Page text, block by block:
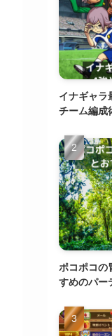
イナギャラ
チーム編成
ポコポコの
すめのパー